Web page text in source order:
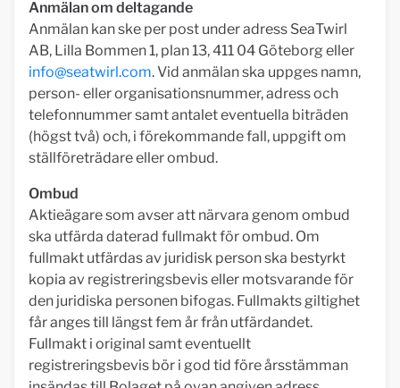
Anmälan om deltagande
Anmälan kan ske per post under adress SeaTwirl
AB, Lilla Bommen 1, plan 13, 411 04 Göteborg eller
info@seatwirl.com. Vid anmälan ska uppges namn,
person- eller organisationsnummer, adress och
telefonnummer samt antalet eventuella biträden
(högst två) och, i förekommande fall, uppgift om
ställföreträdare eller ombud.
Ombud
Aktieägare som avser att närvara genom ombud
ska utfärda daterad fullmakt för ombud. Om
fullmakt utfärdas av juridisk person ska bestyrkt
kopia av registreringsbevis eller motsvarande för
den juridiska personen bifogas. Fullmakts giltighet
får anges till längst fem år från utfärdandet.
Fullmakt i original samt eventuellt
registreringsbevis bör i god tid före årsstämman